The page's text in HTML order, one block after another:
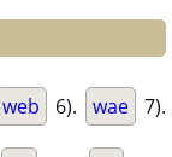
web 6). wae 7).